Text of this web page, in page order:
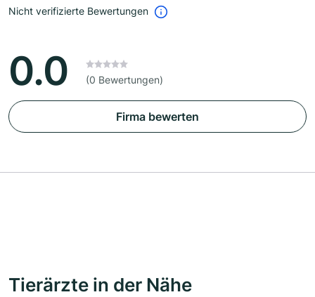
Nicht verifizierte Bewertungen
0.0 (0 Bewertungen)
Firma bewerten
Tierärzte in der Nähe